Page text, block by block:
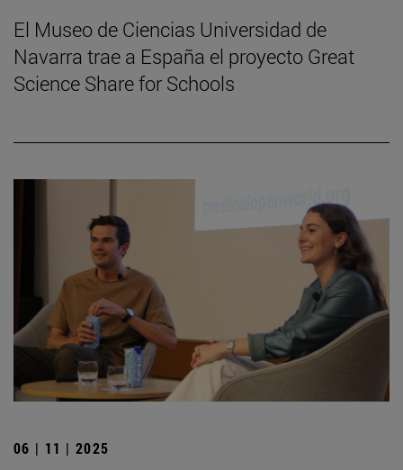
El Museo de Ciencias Universidad de
Navarra trae a España el proyecto Great
Science Share for Schools
06 | 11 | 2025